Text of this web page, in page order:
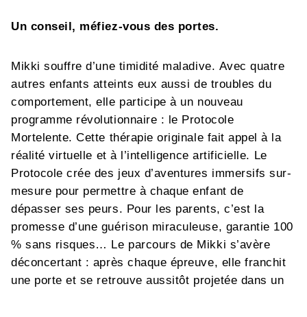
Un conseil, méfiez-vous des portes.
Mikki souffre d’une timidité maladive. Avec quatre
autres enfants atteints eux aussi de troubles du
comportement, elle participe à un nouveau
programme révolutionnaire : le Protocole
Mortelente. Cette thérapie originale fait appel à la
réalité virtuelle et à l’intelligence artificielle. Le
Protocole crée des jeux d’aventures immersifs sur-
mesure pour permettre à chaque enfant de
dépasser ses peurs. Pour les parents, c’est la
promesse d’une guérison miraculeuse, garantie 100
% sans risques… Le parcours de Mikki s’avère
déconcertant : après chaque épreuve, elle franchit
une porte et se retrouve aussitôt projetée dans un